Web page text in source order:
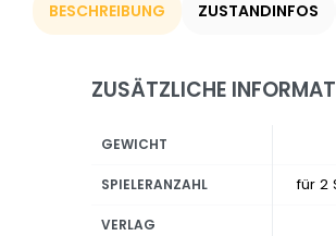
BESCHREIBUNG ZUSTANDINFOS
ZUSÄTZLICHE
GEWICHT
SPIELERANZAHL für 2
VERLAG